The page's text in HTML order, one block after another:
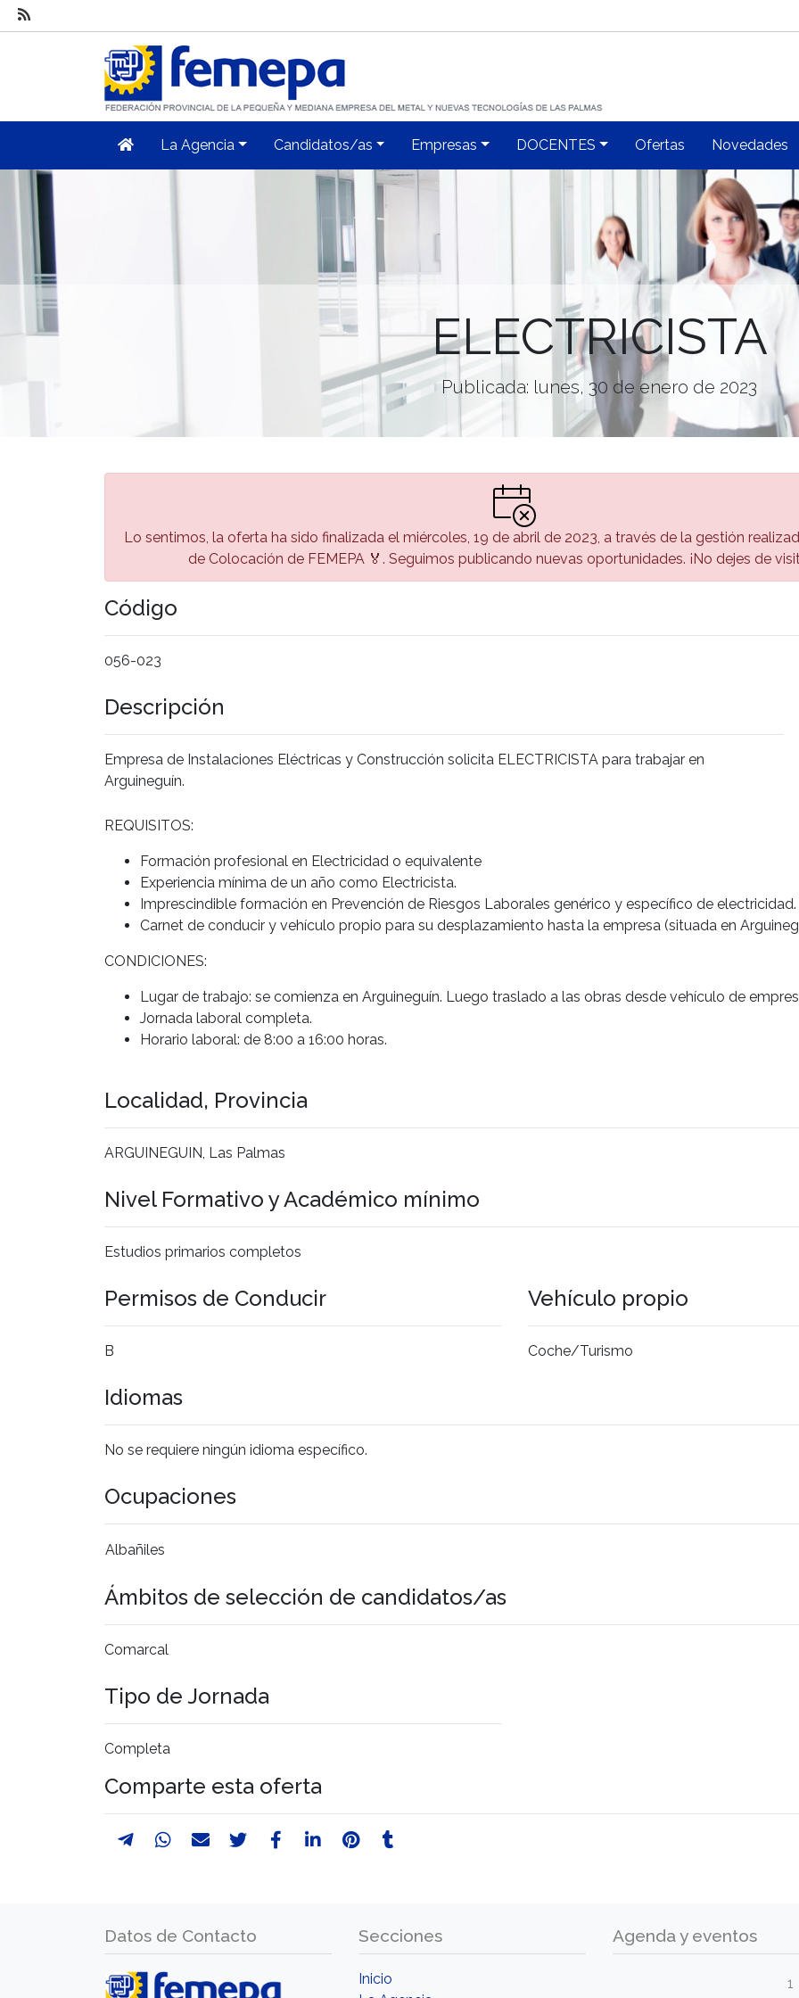
La Agencia Candidatos/as Empresas DOCENTES Ofertas Novedades
ELECTRICISTA
Publicada: lunes, 30 de enero de 2023
Lo sentimos, la oferta ha sido finalizada el miércoles, 19 de abril de 2023, a través de la gestión
de Colocación de FEMEPA 🏅. Seguimos publicando nuevas oportunidades. ¡No dejes de
Código
056-023
Descripción
Empresa de Instalaciones Eléctricas y Construcción solicita ELECTRICISTA para trabajar en
Arguineguín.
REQUISITOS:
Formación profesional en Electricidad o equivalente
Experiencia mínima de un año como Electricista.
Imprescindible formación en Prevención de Riesgos Laborales genérico y específico de electricidad.
Carnet de conducir y vehículo propio para su desplazamiento hasta la empresa (situada en
CONDICIONES:
Lugar de trabajo: se comienza en Arguineguín. Luego traslado a las obras desde vehículo de
Jornada laboral completa.
Horario laboral: de 8:00 a 16:00 horas.
Localidad, Provincia
ARGUINEGUIN, Las Palmas
Nivel Formativo y Académico mínimo
Estudios primarios completos
Permisos de Conducir
B
Vehículo propio
Coche/Turismo
Idiomas
No se requiere ningún idioma específico.
Ocupaciones
Albañiles
Ámbitos de selección de candidatos/as
Comarcal
Tipo de Jornada
Completa
Comparte esta oferta
Datos de Contacto Secciones
Inicio
Agenda y eventos
1